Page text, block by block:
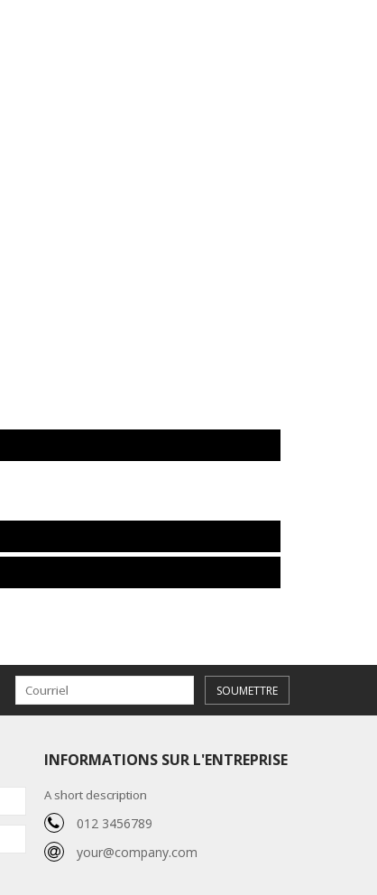
SOUMETTRE
INFORMATIONS SUR L'ENTREPRISE
A short description
012 3456789
your@company.com